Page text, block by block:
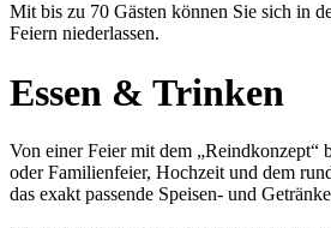
Mit bis zu 70 Gästen können Sie sich in
Feiern niederlassen.
Essen & Trinken
Von einer Feier mit dem „Reindkonzept“
oder Familienfeier, Hochzeit und dem
das exakt passende Speisen- und